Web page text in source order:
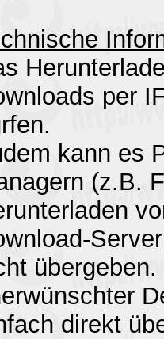
per
kann es
(z.B.
direkt